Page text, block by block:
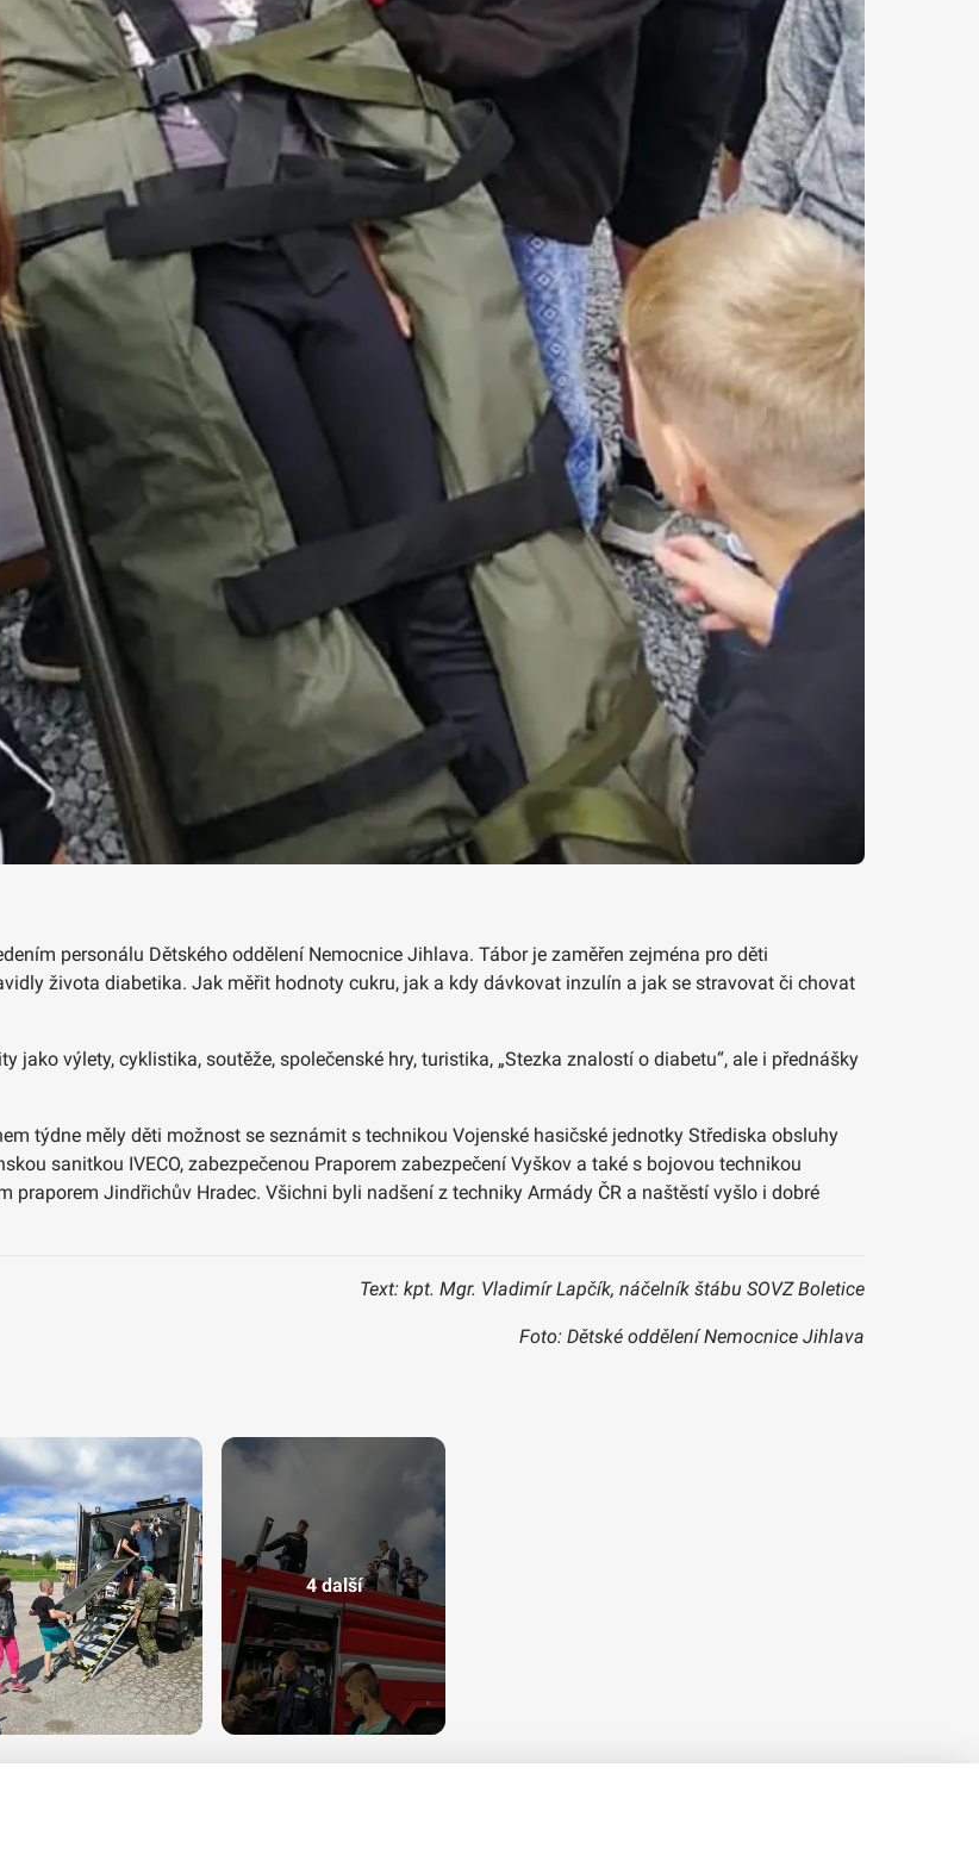
personálu Dětského oddělení Nemocnice Jihlava. Tábor je zaměřen zejména pro děti
života diabetika. Jak měřit hodnoty cukru, jak a kdy dávkovat inzulín a jak se stravovat či chovat
výlety, cyklistika, soutěže, společenské hry, turistika, „Stezka znalostí o diabetu“, ale i přednášky
týdne měly děti možnost se seznámit s technikou Vojenské hasičské jednotky Střediska obsluhy
sanitkou IVECO, zabezpečenou Praporem zabezpečení Vyškov a také s bojovou technikou
praporem Jindřichův Hradec. Všichni byli nadšení z techniky Armády ČR a naštěstí vyšlo i dobré
Text: kpt. Mgr. Vladimír Lapčík, náčelník štábu SOVZ Boletice
Foto: Dětské oddělení Nemocnice Jihlava
4 další